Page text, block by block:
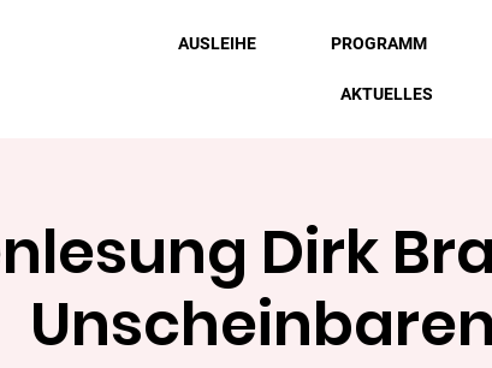
AUSLEIHE PROGRAMM
AKTUELLES
Dirk